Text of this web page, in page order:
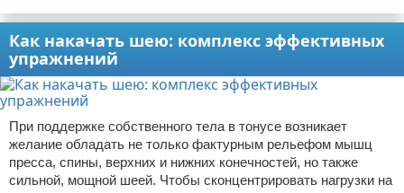
Как накачать шею: комплекс эффективных
упражнений
При поддержке собственного тела в тонусе возникает
желание обладать не только фактурным рельефом мышц
пресса, спины, верхних и нижних конечностей, но также
сильной, мощной шеей. Чтобы сконцентрировать нагрузки на